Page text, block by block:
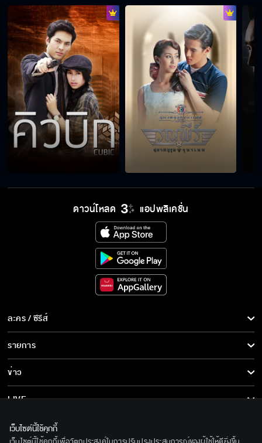
ดาวน์โหลด แอปพลิเคชั่น
ละคร / ซีรีส์
ละคร/ซีรีส์
ซีรีส์นานาชาติ
การ์ตูน & เกม
รายการ
รายการทั้งหมด
ข่าว
ข่าวทั้งหมด
ข่าวประชาสัมพันธ์
LIVE
เกี่ยวกับเรา
เว็บไซต์นี้ใช้คุกกี้